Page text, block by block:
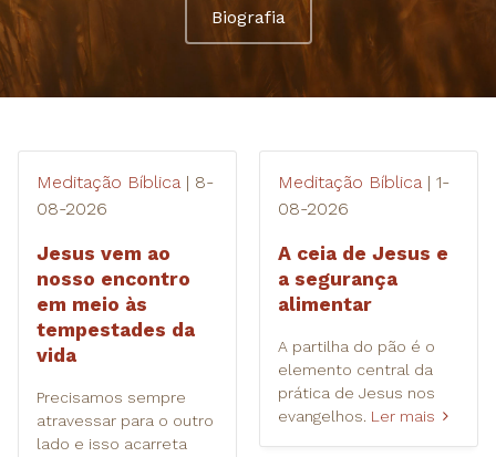
Biografia
Meditação Bíblica | 8-
08-2026
Jesus vem ao
nosso encontro
em meio às
tempestades da
vida
Precisamos sempre
atravessar para o outro
lado e isso acarreta
Meditação Bíblica | 1-
08-2026
A ceia de Jesus e
a segurança
alimentar
A partilha do pão é o
elemento central da
prática de Jesus nos
evangelhos. Ler mais